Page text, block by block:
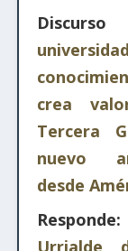
crea
Tercera
nuevo
desde
Responde:
Urrialde